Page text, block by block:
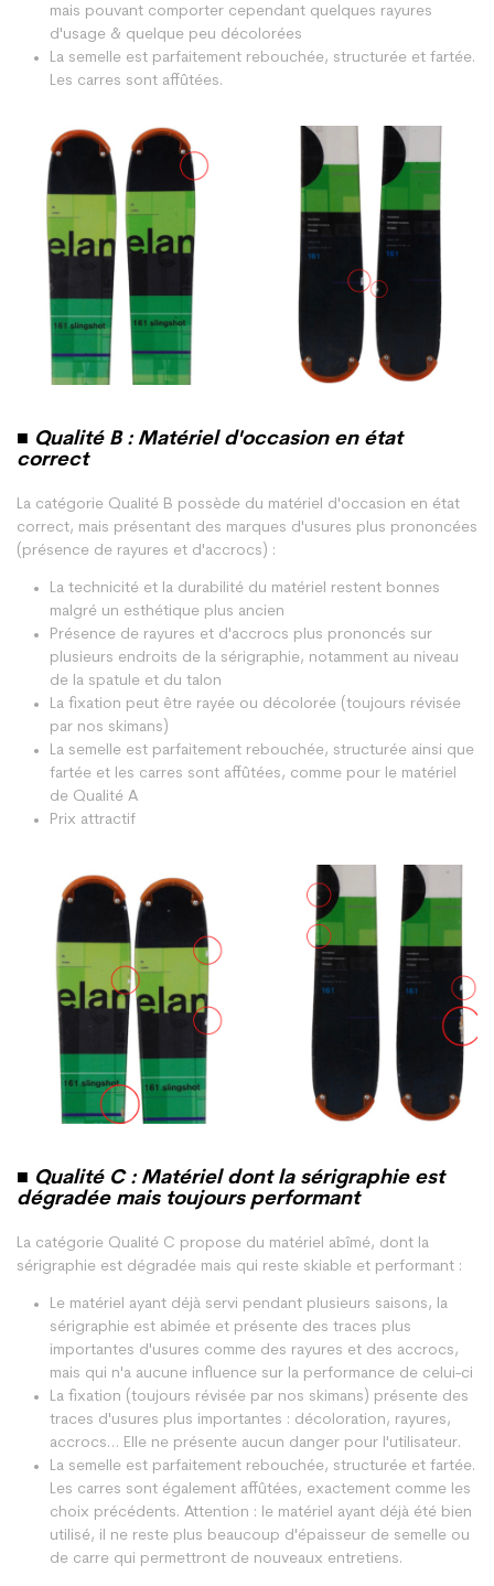
mais pouvant comporter cependant quelques rayures
d'usage & quelque peu décolorées
La semelle est parfaitement rebouchée, structurée et fartée.
Les carres sont affûtées.
■ Qualité B : Matériel d'occasion en état
correct
La catégorie Qualité B possède du matériel d'occasion en état
correct, mais présentant des marques d'usures plus prononcées
(présence de rayures et d'accrocs) :
La technicité et la durabilité du matériel restent bonnes
malgré un esthétique plus ancien
Présence de rayures et d'accrocs plus prononcés sur
plusieurs endroits de la sérigraphie, notamment au niveau
de la spatule et du talon
La fixation peut être rayée ou décolorée (toujours révisée
par nos skimans)
La semelle est parfaitement rebouchée, structurée ainsi que
fartée et les carres sont affûtées, comme pour le matériel
de Qualité A
Prix attractif
■ Qualité C : Matériel dont la sérigraphie est
dégradée mais toujours performant
La catégorie Qualité C propose du matériel abîmé, dont la
sérigraphie est dégradée mais qui reste skiable et performant :
Le matériel ayant déjà servi pendant plusieurs saisons, la
sérigraphie est abimée et présente des traces plus
importantes d'usures comme des rayures et des accrocs,
mais qui n'a aucune influence sur la performance de celui-ci
La fixation (toujours révisée par nos skimans) présente des
traces d'usures plus importantes : décoloration, rayures,
accrocs… Elle ne présente aucun danger pour l'utilisateur.
La semelle est parfaitement rebouchée, structurée et fartée.
Les carres sont également affûtées, exactement comme les
choix précédents. Attention : le matériel ayant déjà été bien
utilisé, il ne reste plus beaucoup d'épaisseur de semelle ou
de carre qui permettront de nouveaux entretiens.